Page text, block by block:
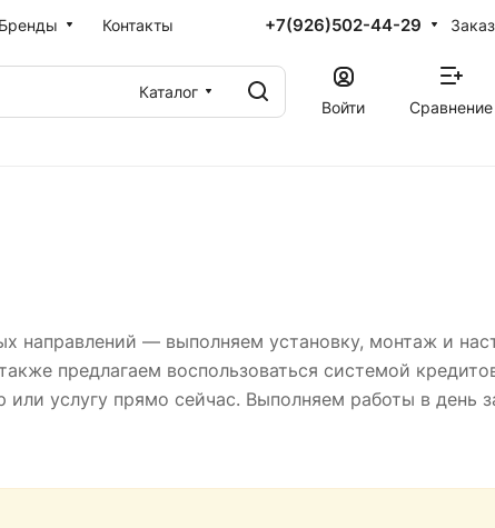
Бренды Контакты +7(926)502-44-29
Каталог
Войти
Сравнение
направлений — выполняем установку, монтаж и
предлагаем воспользоваться системой
услугу прямо сейчас. Выполняем работы в день